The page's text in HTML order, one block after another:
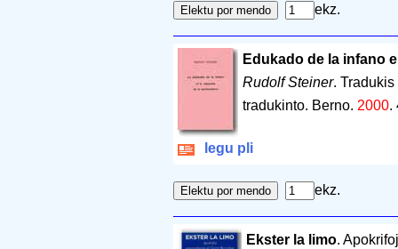
ekz.
Edukado de la infano
Rudolf Steiner.
tradukinto. Berno. 2000.
legu pli
ekz.
Ekster la limo.